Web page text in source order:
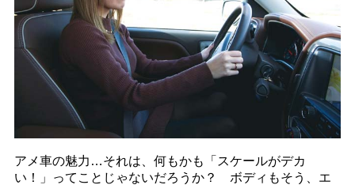
アメ車の魅力…それは、何もかも「スケールがデカ
い！」ってことじゃないだろうか？ ボディもそう、エ